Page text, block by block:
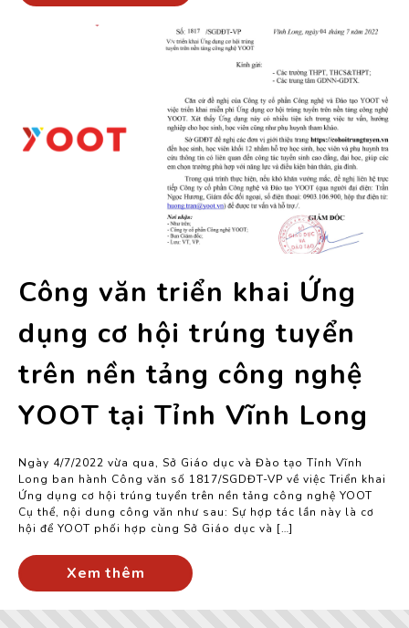
Công văn triển khai Ứng
dụng cơ hội trúng tuyển
trên nền tảng công nghệ
YOOT tại Tỉnh Vĩnh Long
Ngày 4/7/2022 vừa qua, Sở Giáo dục và Đào tạo Tỉnh Vĩnh
Long ban hành Công văn số 1817/SGDĐT-VP về việc Triển khai
Ứng dụng cơ hội trúng tuyển trên nền tảng công nghệ YOOT
Cụ thể, nội dung công văn như sau: Sự hợp tác lần này là cơ
hội để YOOT phối hợp cùng Sở Giáo dục và […]
Xem thêm